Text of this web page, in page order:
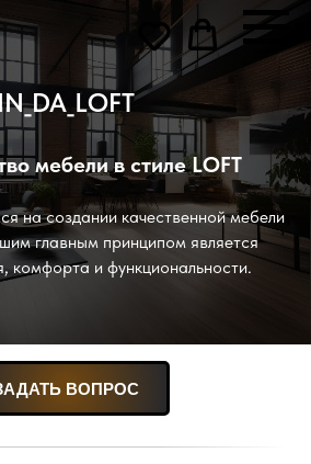
мебели в стиле LOFT
на создании качественной мебели
главным принципом является
комфорта и функциональности.
ВОПРОС